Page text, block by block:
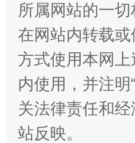
阿坝州三大球赛在茂
所属网站的一
在网站内转载
方式使用本网
内使用，并注
关法律责任和
站反映。